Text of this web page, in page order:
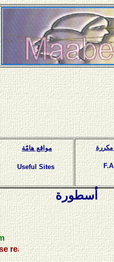
مواقع هامّة
Useful Sites
مكررة
أسطورة
our call..